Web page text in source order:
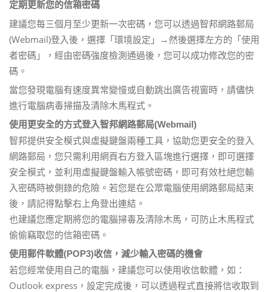
定期更新您的信箱密碼
建議您每三個月至少更新一次密碼，您可以透過智邦網路郵局
(Webmail)登入後，選擇「環境設定」→然後選擇左方的「使用
者密碼」，經由密碼強度檢測通過後，您可以成功修改您的密
碼。
當您發現電腦有速度異常變慢或自動跳出廣告視窗時，請儘快
進行電腦病毒掃描及清除木馬程式。
使用更安全的方式登入智邦網路郵局(Webmail)
智邦提供安全模式與虛擬鍵盤兩種工具，協助您更安全的登入
網路郵局，您只需利用網頁右方登入區塊進行選擇，即可選擇
安全模式，並利用虛擬鍵盤輸入帳號密碼，即可有效杜絕您輸
入密碼時被側錄的危險。若您是在公眾電腦使用網路郵局結束
後，請記得點擊右上角登出連結。
也建議您應定期將您的電腦掃毒及清除木馬，可防止木馬程式
偷偷竊取您的信箱密碼。
使用郵件軟體(POP3)收信，減少輸入密碼的機會
若您經常使用自己的電腦，建議您可以使用收信軟體，如：
Outlook express，設定完成後，可以透過程式直接將信收取到